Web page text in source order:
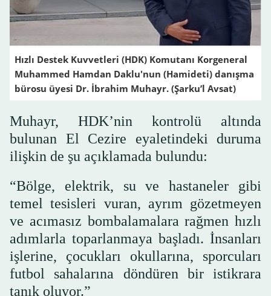
Hızlı Destek Kuvvetleri (HDK) Komutanı Korgeneral
Muhammed Hamdan Daklu'nun (Hamideti) danışma
bürosu üyesi Dr. İbrahim Muhayr. (Şarku’l Avsat)
Muhayr, HDK’nin kontrolü altında
bulunan El Cezire eyaletindeki duruma
ilişkin de şu açıklamada bulundu:
“Bölge, elektrik, su ve hastaneler gibi
temel tesisleri vuran, ayrım gözetmeyen
ve acımasız bombalamalara rağmen hızlı
adımlarla toparlanmaya başladı. İnsanları
işlerine, çocukları okullarına, sporcuları
futbol sahalarına döndüren bir istikrara
tanık oluyor.”